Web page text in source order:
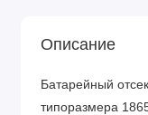
Описание
Батарейный
типоразмера